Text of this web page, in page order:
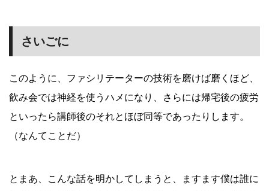
さいごに
このように、ファシリテーターの技術を磨けば磨くほど、
飲み会では神経を使うハメになり、さらには帰宅後の疲労
といったら講師後のそれとほぼ同等であったりします。
（なんてことだ）
とまあ、こんな話を明かしてしまうと、ますます僕は誰に